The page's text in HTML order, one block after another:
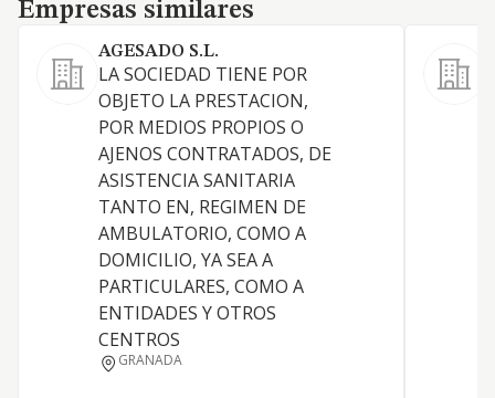
Empresas similares
AGESADO S.L.
LA SOCIEDAD TIENE POR
OBJETO LA PRESTACION,
POR MEDIOS PROPIOS O
AJENOS CONTRATADOS, DE
ASISTENCIA SANITARIA
TANTO EN, REGIMEN DE
AMBULATORIO, COMO A
DOMICILIO, YA SEA A
PARTICULARES, COMO A
ENTIDADES Y OTROS
CENTROS
GRANADA